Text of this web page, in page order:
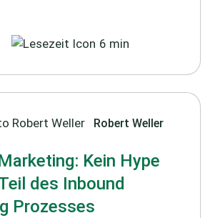
6 min
Robert Weller
Kein Hype
des Inbound
Prozesses